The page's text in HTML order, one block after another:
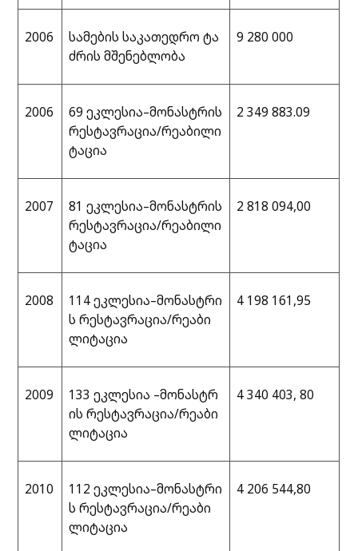
2006
სამების საკათედრო ტა
ძრის მშენებლობა
9 280 000
2006
69 ეკლესია–მონასტრის
რესტავრაცია/რეაბილი
ტაცია
2 349 883.09
2007
81 ეკლესია–მონასტრის
რესტავრაცია/რეაბილი
ტაცია
2 818 094,00
2008
114 ეკლესია–მონასტრი
ს რესტავრაცია/რეაბი
ლიტაცია
4 198 161,95
2009
133 ეკლესია –მონასტრ
ის რესტავრაცია/რეაბი
ლიტაცია
4 340 403, 80
2010
112 ეკლესია–მონასტრი
ს რესტავრაცია/რეაბი
ლიტაცია
4 206 544,80